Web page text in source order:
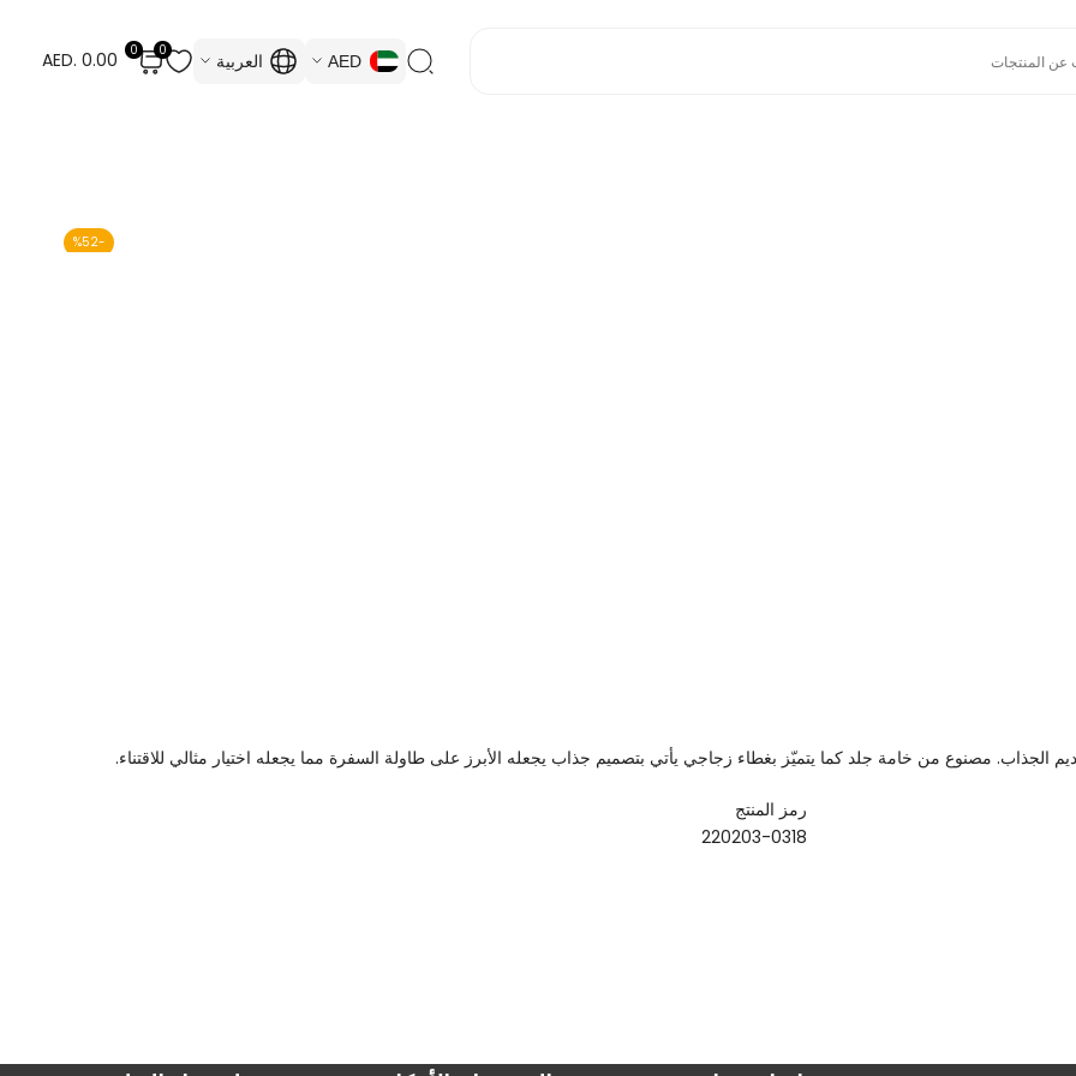
AED العربية
0
0
AED. 0.00
-
52
%
مصنوع من خامة جلد كما يتميّز بغطاء زجاجي يأتي بتصميم جذاب يجعله الأبرز على طاولة السفرة مما يجعله اختيار مثالي للاقتناء.
رمز المنتج
220203-0318